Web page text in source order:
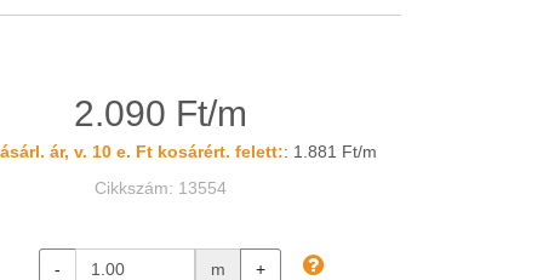
2.090 Ft/m
ár, v. 10 e. Ft kosárért. felett:: 1.881 Ft/m
Cikkszám: 13554
- m +